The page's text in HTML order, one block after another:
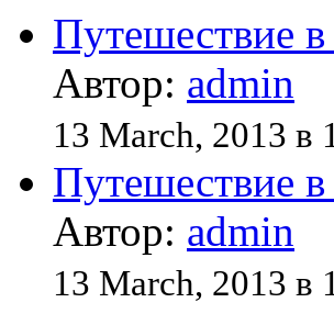
Путешествие
Автор: admin
13 March, 2013 в
Путешествие
Автор: admin
13 March, 2013 в